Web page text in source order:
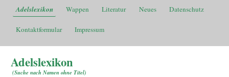
Adelslexikon Wappen Literatur Neues Datenschutz
Kontaktformular Impressum
Adelslexikon
(Suche nach Namen ohne Titel)